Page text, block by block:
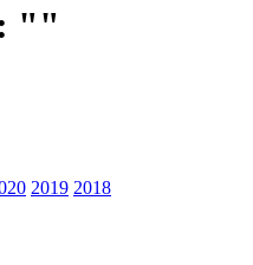
: ""
2019 2018